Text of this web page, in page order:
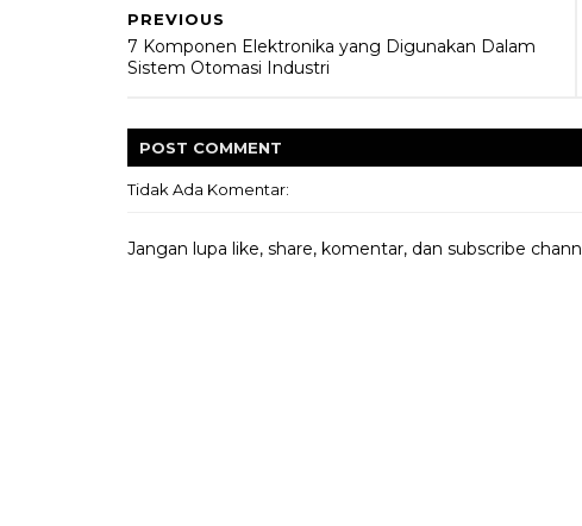
PREVIOUS
7 Komponen Elektronika yang Digunakan Dalam
Sistem Otomasi Industri
POST COMMENT
Tidak Ada Komentar:
Jangan lupa like, share, komentar, dan subscribe